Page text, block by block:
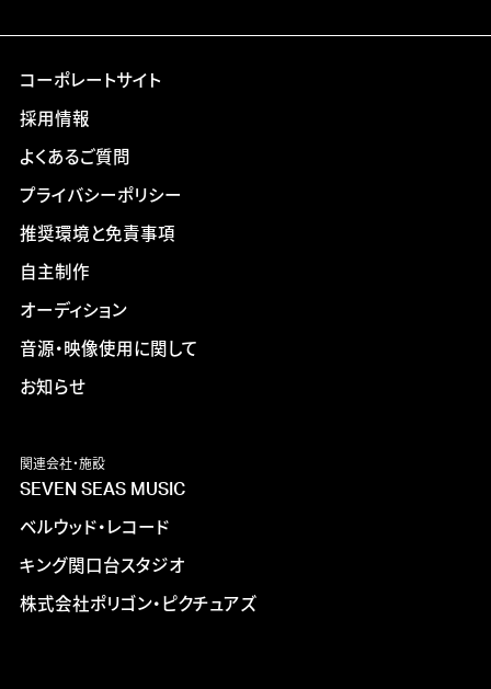
コーポレートサイト
採用情報
よくあるご質問
プライバシーポリシー
推奨環境と免責事項
自主制作
オーディション
音源・映像使用に関して
お知らせ
関連会社・施設
SEVEN SEAS MUSIC
ベルウッド・レコード
キング関口台スタジオ
株式会社ポリゴン・ピクチュアズ